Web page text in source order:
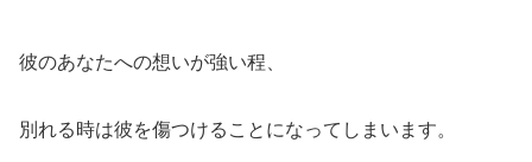
彼のあなたへの想いが強い程、
別れる時は彼を傷つけることになってしまいます。